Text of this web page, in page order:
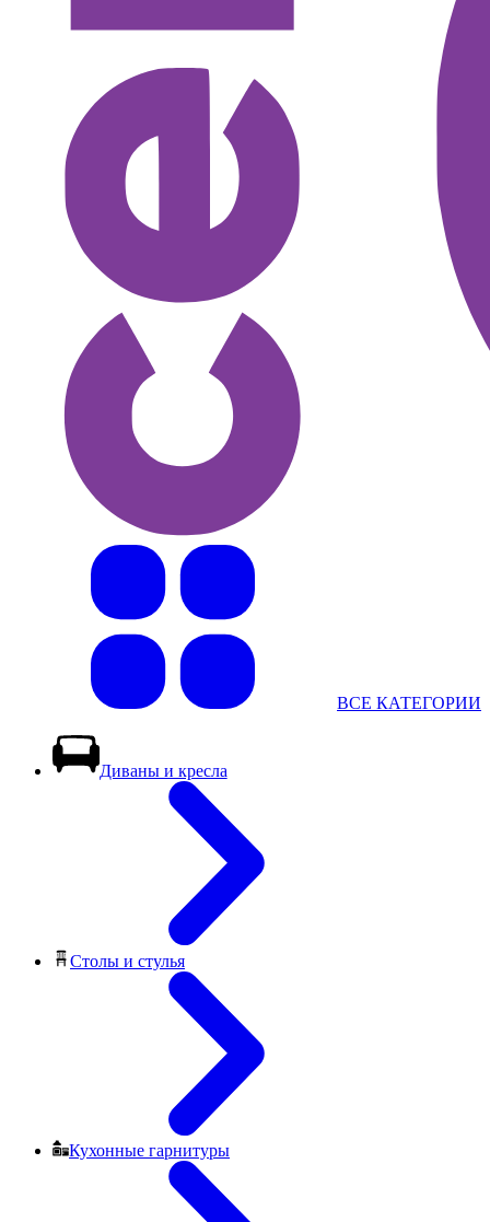
ВСЕ КАТЕГОРИИ
Диваны и кресла
Столы и стулья
Кухонные гарнитуры